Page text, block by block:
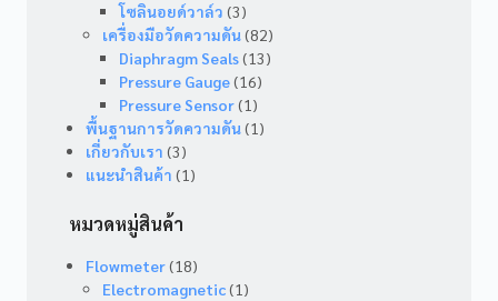
โซลินอยด์วาล์ว (3)
เครื่องมือวัดความดัน(82)
Diaphragm Seals(13)
Pressure Gauge(16)
Pressure Sensor(1)
พื้นฐานการวัดความดัน(1)
เกี่ยวกับเรา (3)
แนะนำสินค้า (1)
หมวดหมู่สินค้า
Flowmeter(18)
Electromagnetic(1)